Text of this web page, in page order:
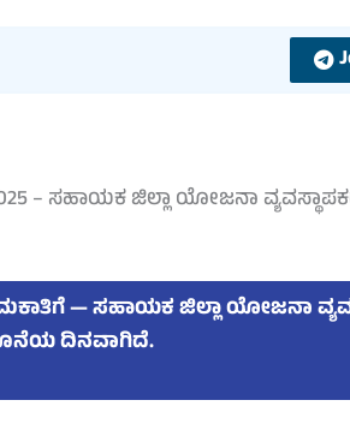
ಸಹಾಯಕ ಜಿಲ್ಲಾ ಯೋಜನಾ
— ಸಹಾಯಕ ಜಿಲ್ಲಾ ಯೋಜನಾ
ದಿನವಾಗಿದೆ.